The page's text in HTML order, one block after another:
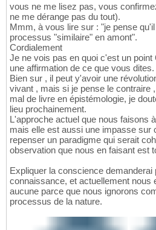
vous ne me lisez pas, vous
ne me dérange pas du tout).
Mmm, à vous lire sur : "je pense
processus "similaire" en amont".
Cordialement
Je ne vois pas en quoi c'est un
une affirmation de ce que vous dites.
Bien sur , il peut y'avoir une
vivant , mais si je pense le contraire
mal de livre en épistémologie, je
lieu prochainement.
L'approche actuel que nous faisons
mais elle est aussi une impasse sur
repenser un paradigme qui serait
observation que nous en faisant est
Expliquer la conscience demanderai
connaissance, et actuellement nous
aucune parce que nous ignorons
processus de la nature.